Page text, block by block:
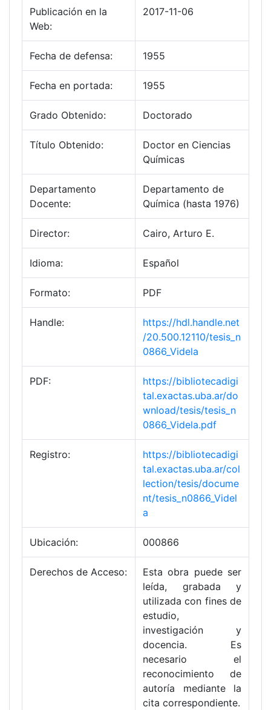
Publicación en la
Web:
2017-11-06
Fecha de defensa: 1955
Fecha en portada: 1955
Grado Obtenido: Doctorado
Título Obtenido:
Doctor en Ciencias
Químicas
Departamento
Docente:
Departamento de
Química (hasta 1976)
Director: Cairo, Arturo E.
Idioma: Español
Formato: PDF
Handle:
https://hdl.handle.net
/20.500.12110/tesis_n
0866_Videla
PDF:
https://bibliotecadigi
tal.exactas.uba.ar/do
wnload/tesis/tesis_n
0866_Videla.pdf
Registro:
https://bibliotecadigi
tal.exactas.uba.ar/col
lection/tesis/docume
nt/tesis_n0866_Videl
a
Ubicación: 000866
Derechos de Acceso:
Esta obra puede ser
leída, grabada y
utilizada con fines de
estudio,
investigación y
docencia. Es
necesario el
reconocimiento de
autoría mediante la
cita correspondiente.